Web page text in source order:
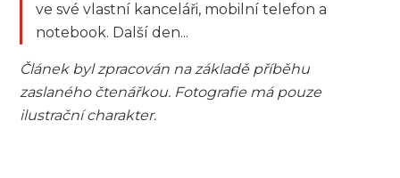
ve své vlastní kanceláři, mobilní telefon a
notebook. Další den...
Článek byl zpracován na základě příběhu
zaslaného čtenářkou. Fotografie má pouze
ilustrační charakter.